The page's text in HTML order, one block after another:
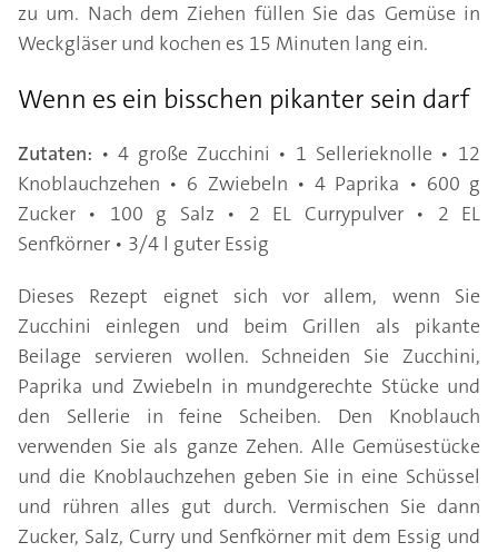
zu um. Nach dem Ziehen füllen Sie das Gemüse in
Weckgläser und kochen es 15 Minuten lang ein.
Wenn es ein bisschen pikanter sein darf
Zutaten: • 4 große Zucchini • 1 Sellerieknolle • 12
Knoblauchzehen • 6 Zwiebeln • 4 Paprika • 600 g
Zucker • 100 g Salz • 2 EL Currypulver • 2 EL
Senfkörner • 3/4 l guter Essig
Dieses Rezept eignet sich vor allem, wenn Sie
Zucchini einlegen und beim Grillen als pikante
Beilage servieren wollen. Schneiden Sie Zucchini,
Paprika und Zwiebeln in mundgerechte Stücke und
den Sellerie in feine Scheiben. Den Knoblauch
verwenden Sie als ganze Zehen. Alle Gemüsestücke
und die Knoblauchzehen geben Sie in eine Schüssel
und rühren alles gut durch. Vermischen Sie dann
Zucker, Salz, Curry und Senfkörner mit dem Essig und